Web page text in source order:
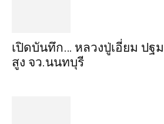
เปิดบันทึก… หลวงปู่เอี่ยม ​ปฐ
สูง​ จว.นนทบุรี